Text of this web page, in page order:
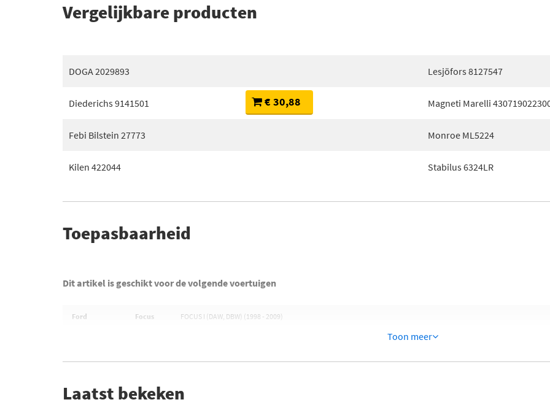
Vergelijkbare producten
DOGA 2029893
Diederichs 9141501 € 30,88
Febi Bilstein 27773
Kilen 422044
Lesjöfors 8127547
Magneti Marelli
Monroe ML5224
Stabilus 6324LR
Toepasbaarheid
Dit artikel is geschikt voor de volgende voertuigen
Ford Focus FOCUS I (DAW, DBW) (1998 - 2009)
Toon meer
Laatst bekeken